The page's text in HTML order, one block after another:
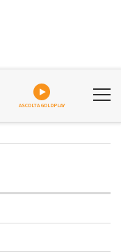
ASCOLTA GOLDPLAY